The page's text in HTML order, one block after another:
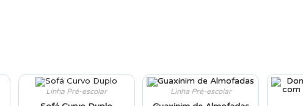
Linha Pré-escolar Linha Pré-escolar